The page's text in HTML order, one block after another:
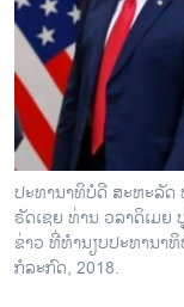
ຊຸມຊົນຊາວລາວ
ວິທະຍາສາດ-ເທັກໂນ
ທຸລະກິດ
ພາສາອັງກິດ
ວີດີໂອ
ສຽງ
ປະທານາທິບໍດີ ສະຫະລັດ
ຣັດເຊຍ ທ່ານ ວລາດິເມຍ
ຂ່າວ ທີ່ທຳນຽບປະທານາ
ກໍລະກົດ, 2018.